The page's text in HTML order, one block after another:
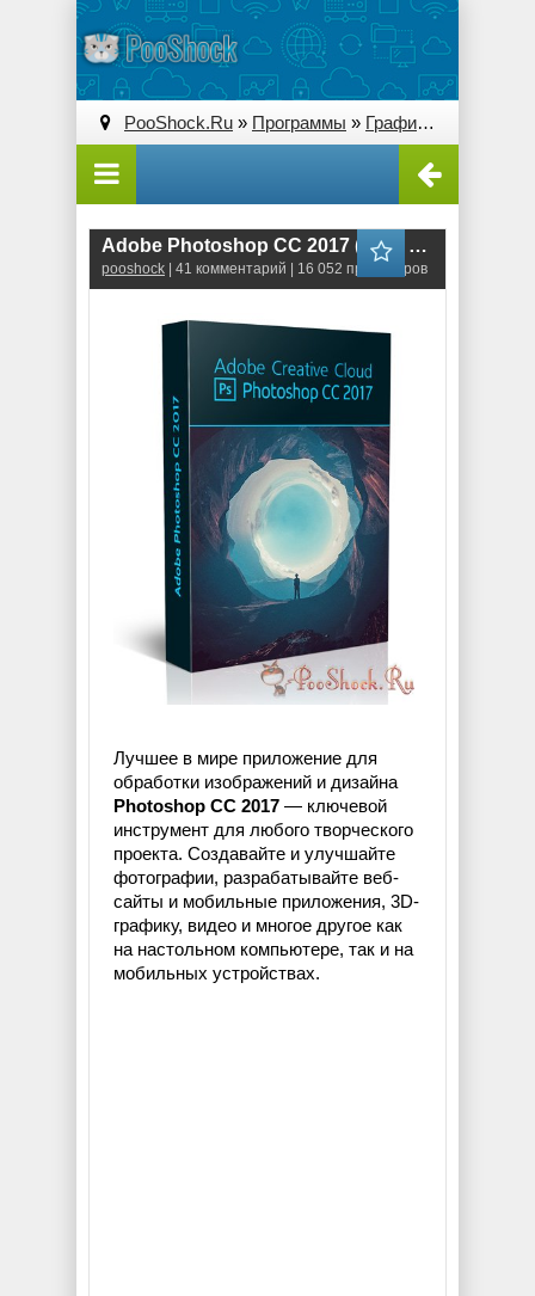
PooShock.Ru » Программы » Графические редакторы (2D)
Adobe Photoshop CC 2017 (18.0) 64bit ML-RUS
pooshock | 41 комментарий | 16 052 просмотров
Лучшее в мире приложение для
обработки изображений и дизайна
Photoshop CC 2017 — ключевой
инструмент для любого творческого
проекта. Создавайте и улучшайте
фотографии, разрабатывайте веб-
сайты и мобильные приложения, 3D-
графику, видео и многое другое как
на настольном компьютере, так и на
мобильных устройствах.